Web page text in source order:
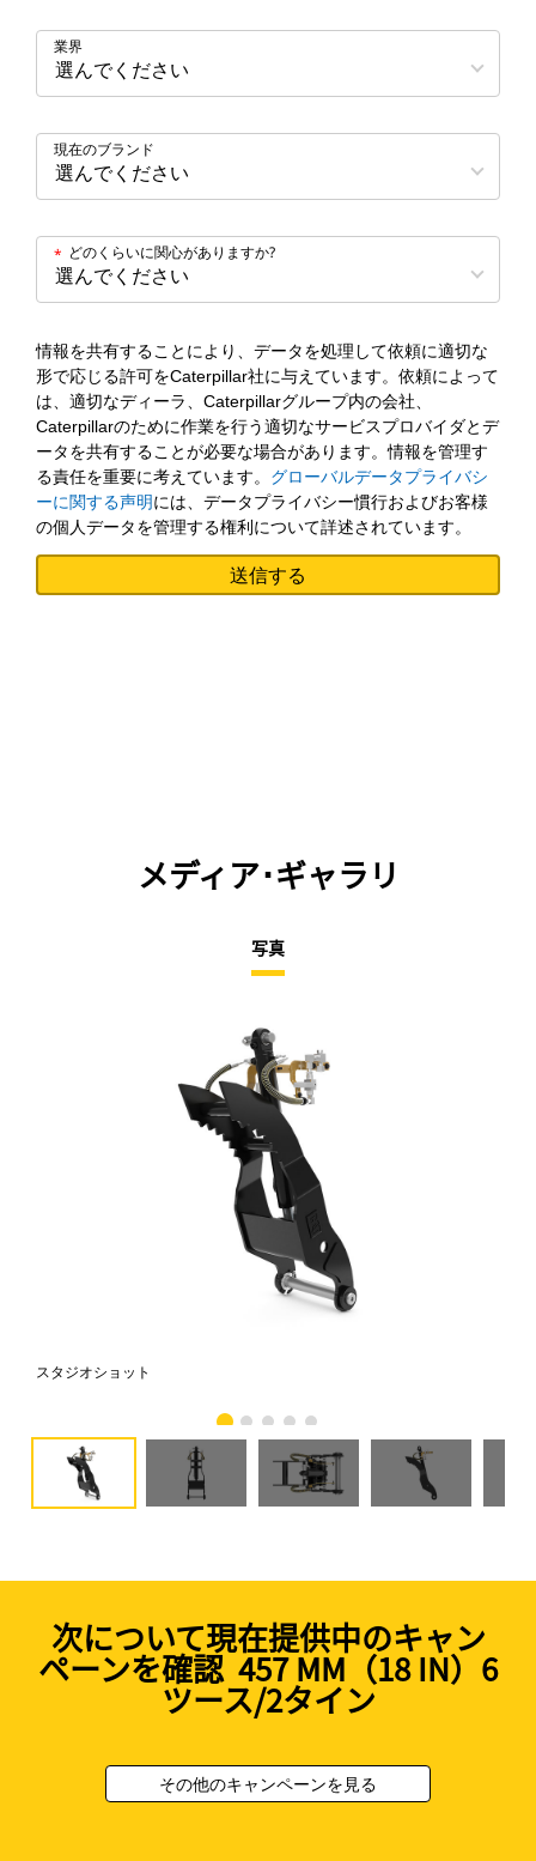
業界
現在のブランド
どのくらいに関心がありますか?
*
情報を共有することにより、データを処理して依頼に適切な
形で応じる許可をCaterpillar社に与えています。依頼によって
は、適切なディーラ、Caterpillarグループ内の会社、
Caterpillarのために作業を行う適切なサービスプロバイダとデ
ータを共有することが必要な場合があります。情報を管理す
る責任を重要に考えています。 グローバルデータプライバシ
ーに関する声明には、データプライバシー慣行およびお客様
の個人データを管理する権利について詳述されています。
メディア･ギャラリ
写真
スタジオショット
次について現在提供中のキャン
ペーンを確認 457 MM（18 IN）6
ツース/2タイン
その他のキャンペーンを見る